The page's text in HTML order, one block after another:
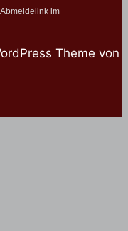
im
Theme von